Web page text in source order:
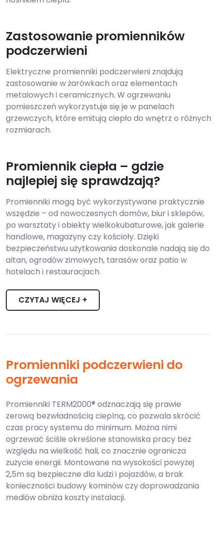
Zastosowanie promienników
podczerwieni
Elektryczne promienniki podczerwieni znajdują
zastosowanie w żarówkach oraz elementach
metalowych i ceramicznych. W ogrzewaniu
pomieszczeń wykorzystuje się je w panelach
grzewczych, które emitują ciepło do wnętrz o różnych
rozmiarach.
Promiennik ciepła – gdzie
najlepiej się sprawdzają?
Promienniki mogą być wykorzystywane praktycznie
wszędzie – od nowoczesnych domów, biur i sklepów,
po warsztaty i obiekty wielkokubaturowe, jak galerie
handlowe, magazyny czy kościoły. Dzięki
bezpieczeństwu użytkowania doskonale nadają się do
altan, ogrodów zimowych, tarasów oraz patio w
hotelach i restauracjach.
CZYTAJ WIĘCEJ +
Promienniki podczerwieni do
ogrzewania
Promienniki TERM2000® odznaczają się prawie
zerową bezwładnością cieplną, co pozwala skrócić
czas pracy systemu do minimum. Można nimi
ogrzewać ściśle określone stanowiska pracy bez
względu na wielkość hali, co znacznie ogranicza
zużycie energii. Montowane na wysokości powyżej
2,5m są bezpieczne dla ludzi i pojazdów, a brak
konieczności budowy kominów czy doprowadzania
mediów obniża koszty instalacji.